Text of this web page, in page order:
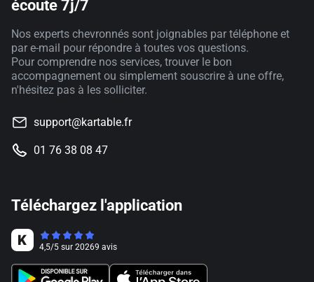
écoute 7j/7
Nos experts chevronnés sont joignables par téléphone et
par e-mail pour répondre à toutes vos questions.
Pour comprendre nos services, trouver le bon
accompagnement ou simplement souscrire à une offre,
n'hésitez pas à les solliciter.
support@kartable.fr
01 76 38 08 47
Téléchargez l'application
4,5/5 sur 20269 avis